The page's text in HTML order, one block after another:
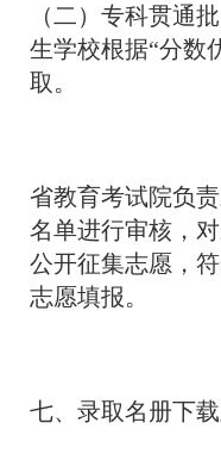
（二）专科贯通
生学校根据“分数
取。
省教育考试院负
名单进行审核，
公开征集志愿，
志愿填报。
七、录取名册下